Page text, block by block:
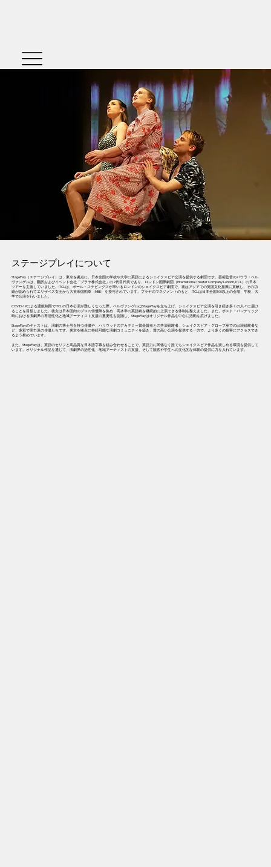
ステージプレイについて
StagePlay（ステージプレイ）は、東京を拠点に、日本全国の学校や大学に英語によるシェイクスピア公演を提供する劇団です。芸術監督のパウラ・ベル
ヴァンゲルは、翻訳およびイベント会社「プラヤ株式会社」の2代目代表であり、ロンドン国際劇団（International Theater Company London, ITCL）の日本
ツアーを主催していました。ITCLは、ポール・ステビングスが率いるロンドンのシェイクスピア劇団で、彼はアジアでの英国文化振興に貢献し、その功
績が認められてエリザベス女王から大英帝国勲章（MBE）を授与されています。プラヤのマネジメントのもと、ITCLは日本全国100以上の会場、学校、大
学で公演を行いました。
COVID-19による渡航制限でITCLの日本公演が難しくなった際、ベルヴァンゲルはStagePlayを立ち上げ、シェイクスピア公演を引き続き多くの人々に届け
ることを目指しました。彼女は日本国内のプロの俳優陣を集め、高水準の英語劇を継続的に上演できる体制を整えました。また、ポスト・パンデミック
時における演劇界の再活性化と地域アーティスト支援の重要性を認識し、StagePlayはオリジナル作品を中心に活動を広げました。
StagePlayのキャストは、演劇の博士号を持つ俳優や、ハリウッドのアカデミー賞受賞者との共演経験者、シェイクスピア・グローブ座での出演経験者な
ど、多彩で実力派の俳優たちです。東京を拠点に持続可能な演劇コミュニティを築き、質の高い公演を提供する一方で、より多くの観客にアクセスでき
るよう努めています。
また、StagePlayは、英語のセリフと高品質な日本語字幕を組み合わせることで、英語力に関係なく誰でもシェイクスピア作品を楽しめる環境を提供して
います。オリジナル作品を通じて、演劇界の活性化、地域アーティストの支援、そして観客や学生への文化的な体験の提供に力を入れています。